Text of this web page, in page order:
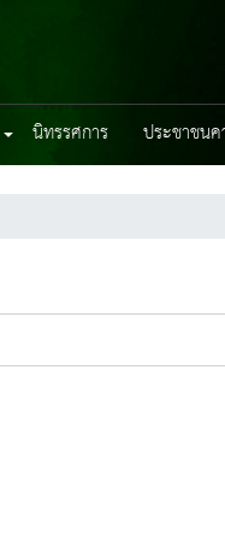
นิทรรศการ ประชาชน